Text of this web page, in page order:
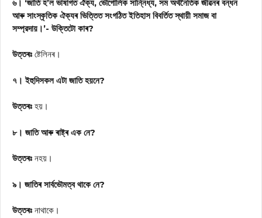
৬। ‘জাতি হ’ল ভাষাগত ঐক্য, ভৌগোলিক সান্নিধ্য, সম অর্থনৈতিক জীৱনৰ বন্ধন
আৰু সাংস্কৃতিক ঐক্যৰ ভিত্তিত সংগঠিত ইতিহাস বিবর্তিত স্থায়ী সমাজ বা
সম্প্রদায়।’- উক্তিটো কাৰ?
উত্তৰঃ ষ্টেলিনৰ।
৭। ইহুদিসকল এটা জাতি হয়নে?
উত্তৰঃ হয়।
৮। জাতি আৰু ৰাষ্ট্ৰ এক নে?
উত্তৰঃ নহয়।
৯। জাতিৰ সাৰ্বভৌমত্ব থাকে নে?
উত্তৰঃ নাথাকে।